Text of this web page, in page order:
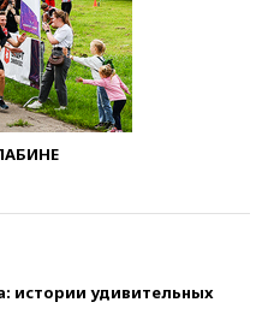
истории удивительных